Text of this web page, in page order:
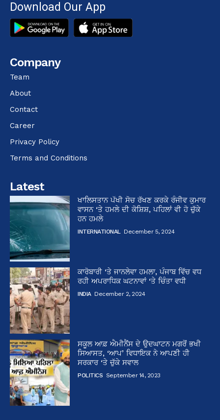
Download Our App
Company
Team
About
Contact
Career
Privacy Policy
Terms and Conditions
Latest
ਖਾਲਿਸਤਾਨ ਪੱਖੀ ਸੋਚ ਰੱਖਣ ਕਰਕੇ ਰੰਜੀਵ ਕੁਮਾਰ
ਵਾਸਨ ‘ਤੇ ਹਮਲੇ ਦੀ ਕੋਸ਼ਿਸ਼, ਪਹਿਲਾਂ ਵੀ ਹੋ ਚੁੱਕੇ
ਹਨ ਹਮਲੇ
INTERNATIONAL December 5, 2024
ਕਾਰੋਬਾਰੀ ‘ਤੇ ਜਾਨਲੇਵਾ ਹਮਲਾ, ਪੰਜਾਬ ਵਿੱਚ ਵਧ
ਰਹੀ ਅਪਰਾਧਿਕ ਘਟਨਾਵਾਂ ‘ਤੇ ਚਿੰਤਾ ਵਧੀ
INDIA December 2, 2024
ਸਕੂਲ ਆਫ਼ ਐਮੀਨੈਂਸ ਦੇ ਉਦਘਾਟਨ ਮਗਰੋਂ ਭਖੀ
ਸਿਆਸਤ, ‘ਆਪ’ ਵਿਧਾਇਕ ਨੇ ਆਪਣੀ ਹੀ
ਸਰਕਾਰ ‘ਤੇ ਚੁੱਕੇ ਸਵਾਲ
POLITICS September 14, 2023